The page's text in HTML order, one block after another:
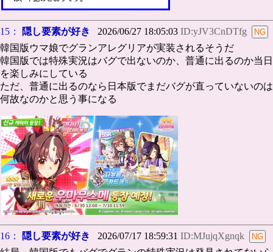
15： 隠し要素が好き 2026/06/27 18:05:03 ID:yJV3CnDTfg
韓国版ウマ娘でグランアレグリアが実装されるそうだ
韓国版では特殊実況はバグで出ないのか、普通に出るのか当日
を楽しみにしている
ただ、普通に出るのなら日本版でまだバグが直っていないのは
何故なのかと思う事になる
16： 隠し要素が好き 2026/07/17 18:59:31 ID:MJujqXgnqk